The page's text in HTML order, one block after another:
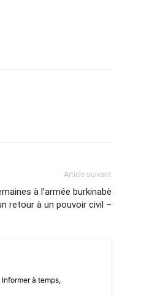
Article suivant
à l’armée burkinabè
retour à un pouvoir civil –
à temps,